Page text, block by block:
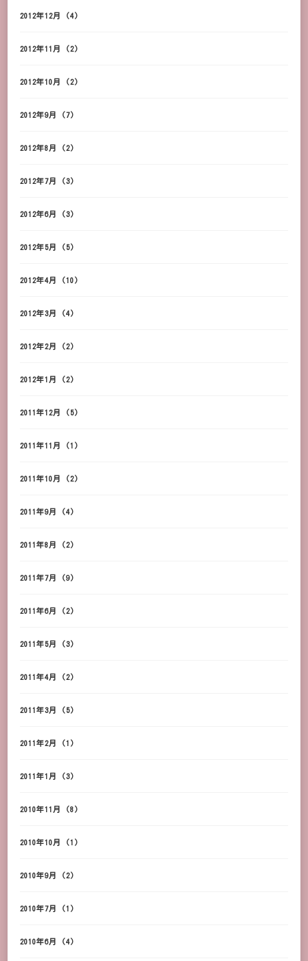
2012年12月 (4)
2012年11月 (2)
2012年10月 (2)
2012年9月 (7)
2012年8月 (2)
2012年7月 (3)
2012年6月 (3)
2012年5月 (5)
2012年4月 (10)
2012年3月 (4)
2012年2月 (2)
2012年1月 (2)
2011年12月 (5)
2011年11月 (1)
2011年10月 (2)
2011年9月 (4)
2011年8月 (2)
2011年7月 (9)
2011年6月 (2)
2011年5月 (3)
2011年4月 (2)
2011年3月 (5)
2011年2月 (1)
2011年1月 (3)
2010年11月 (8)
2010年10月 (1)
2010年9月 (2)
2010年7月 (1)
2010年6月 (4)